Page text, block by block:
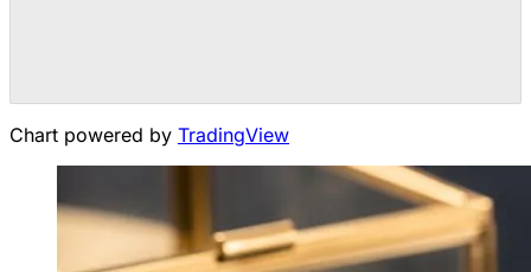
Chart powered by TradingView